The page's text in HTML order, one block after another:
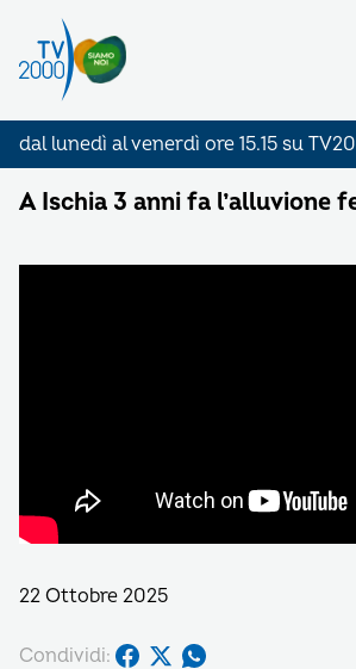
dal lunedì al venerdì ore 15.15 su
A Ischia 3 anni fa l’alluvione
22 Ottobre 2025
Condividi: